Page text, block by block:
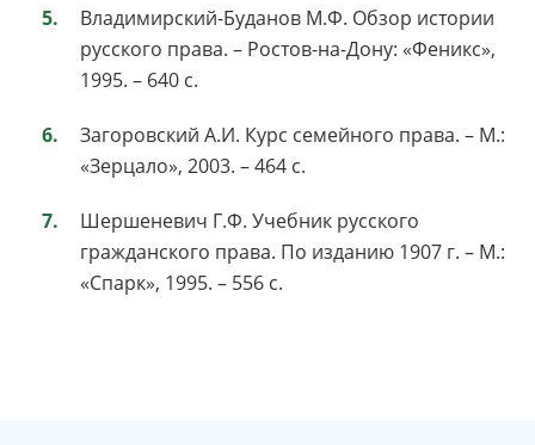
Владимирский-Буданов М.Ф. Обзор истории
русского права. – Ростов-на-Дону: «Феникс»,
1995. – 640 c.
Загоровский А.И. Курс семейного права. – М.:
«Зерцало», 2003. – 464 c.
Шершеневич Г.Ф. Учебник русского
гражданского права. По изданию 1907 г. – М.:
«Спарк», 1995. – 556 с.